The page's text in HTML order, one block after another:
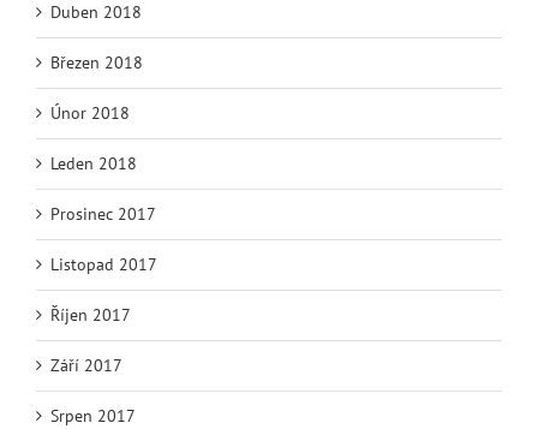
Duben 2018
Březen 2018
Únor 2018
Leden 2018
Prosinec 2017
Listopad 2017
Říjen 2017
Září 2017
Srpen 2017